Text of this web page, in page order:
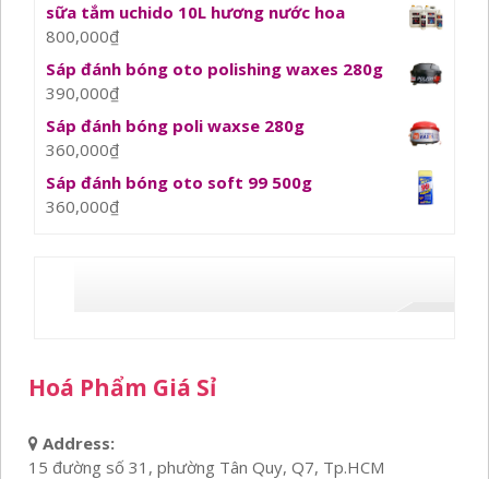
sữa tắm uchido 10L hương nước hoa
800,000₫
Sáp đánh bóng oto polishing waxes 280g
390,000₫
Sáp đánh bóng poli waxse 280g
360,000₫
Sáp đánh bóng oto soft 99 500g
360,000₫
Hoá Phẩm Giá Sỉ
Address:
15 đường số 31, phường Tân Quy, Q7, Tp.HCM